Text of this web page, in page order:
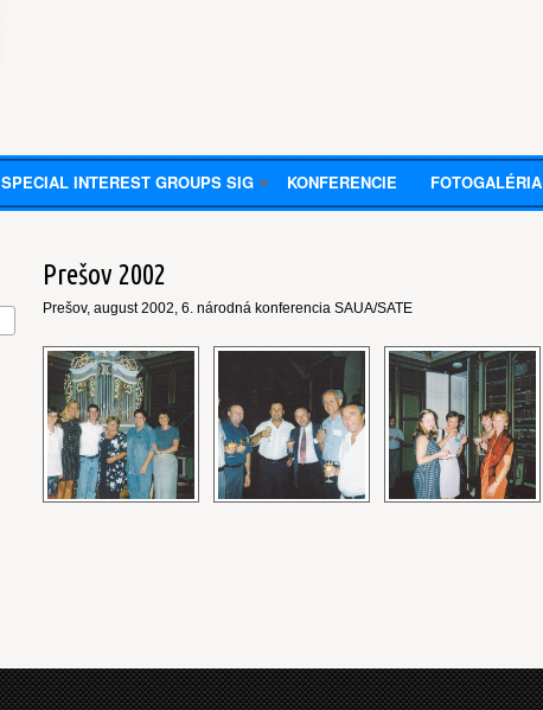
SPECIAL INTEREST GROUPS SIG KONFERENCIE FOTOGALÉRIA
Prešov 2002
Prešov, august 2002, 6. národná konferencia SAUA/SATE